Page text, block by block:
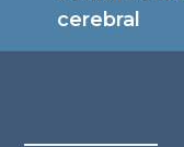
cerebral